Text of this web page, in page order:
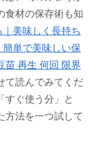
食材の保存術も知
美味しく長持ち
単で美味しい保
苗 再生 何回 限界
て読んでみてくだ
すぐ使う分」と
方法を一つ試して